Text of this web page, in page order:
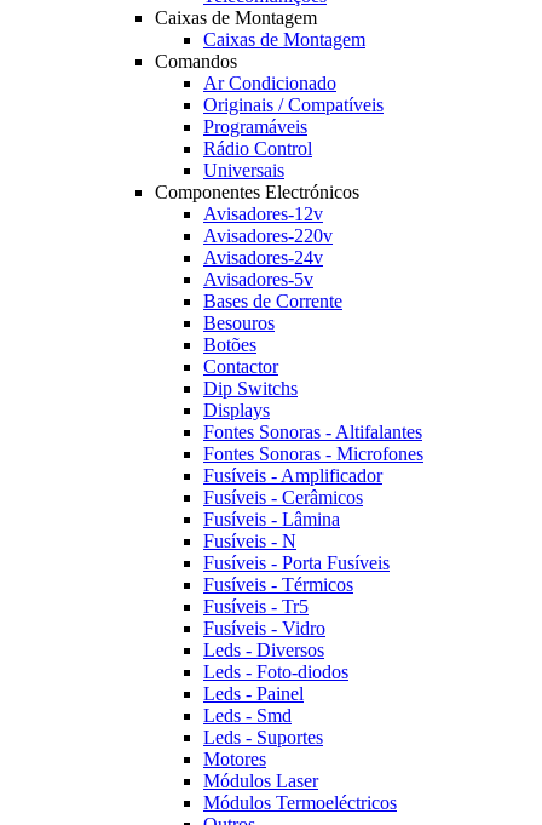
Caixas de Montagem
Caixas de Montagem
Comandos
Ar Condicionado
Originais / Compatíveis
Programáveis
Rádio Control
Universais
Componentes Electrónicos
Avisadores-12v
Avisadores-220v
Avisadores-24v
Avisadores-5v
Bases de Corrente
Besouros
Botões
Contactor
Dip Switchs
Displays
Fontes Sonoras - Altifalantes
Fontes Sonoras - Microfones
Fusíveis - Amplificador
Fusíveis - Cerâmicos
Fusíveis - Lâmina
Fusíveis - N
Fusíveis - Porta Fusíveis
Fusíveis - Térmicos
Fusíveis - Tr5
Fusíveis - Vidro
Leds - Diversos
Leds - Foto-diodos
Leds - Painel
Leds - Smd
Leds - Suportes
Motores
Módulos Laser
Módulos Termoeléctricos